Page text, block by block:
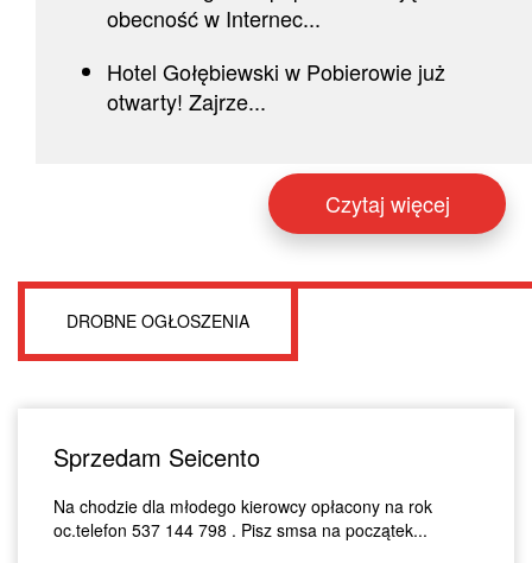
obecność w Internec...
Hotel Gołębiewski w Pobierowie już
otwarty! Zajrze...
Czytaj więcej
DROBNE OGŁOSZENIA
Sprzedam Seicento
Na chodzie dla młodego kierowcy opłacony na rok
oc.telefon 537 144 798 . Pisz smsa na początek...